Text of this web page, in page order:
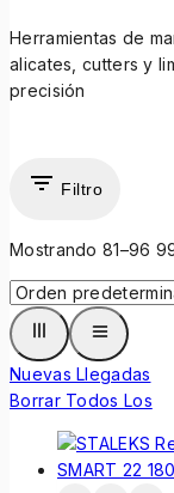
Herramientas de
alicates, cutters y
precisión
Filtro
Mostrando 81–96
Nuevas Llegadas
Borrar Todos Los